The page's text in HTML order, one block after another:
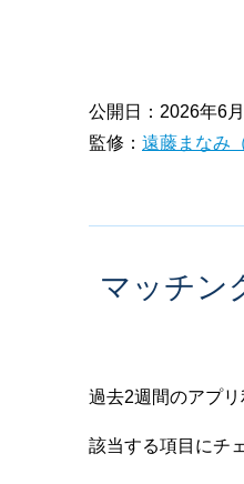
公開日：2026年6
監修： 遠藤まなみ
マッチン
過去2週間のアプ
該当する項目にチ